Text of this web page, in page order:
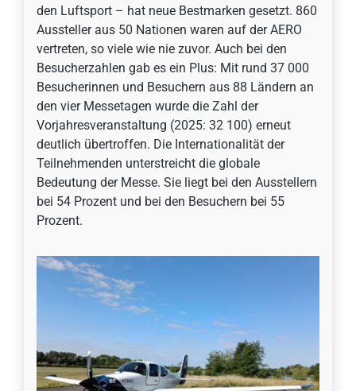
den Luftsport – hat neue Bestmarken gesetzt. 860
Aussteller aus 50 Nationen waren auf der AERO
vertreten, so viele wie nie zuvor. Auch bei den
Besucherzahlen gab es ein Plus: Mit rund 37 000
Besucherinnen und Besuchern aus 88 Ländern an
den vier Messetagen wurde die Zahl der
Vorjahresveranstaltung (2025: 32 100) erneut
deutlich übertroffen. Die Internationalität der
Teilnehmenden unterstreicht die globale
Bedeutung der Messe. Sie liegt bei den Ausstellern
bei 54 Prozent und bei den Besuchern bei 55
Prozent.